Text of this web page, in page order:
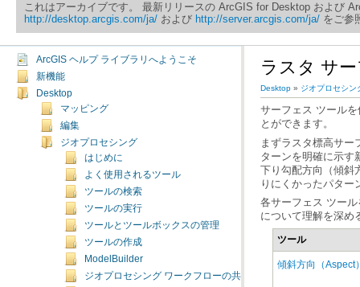
これはアーカイブです。 最新リリースの ArcGIS for Desktop および
http://desktop.arcgis.com/ja/および http://server.arcgis.com/ja/をご参
ArcGIS ヘルプ ライブラリへようこそ
新機能
Desktop
マッピング
編集
ジオプロセシング
はじめに
よく使用されるツール
ツールの検索
ツールの実行
ツールとツールボックスの管理
ツールの作成
ModelBuilder
ジオプロセシング ワークフローの共有
ラスタ サ
Desktop » ジオプロセシン
とができます。
りにくかったパター
について理解を深め
ツール
傾斜方向（Aspect